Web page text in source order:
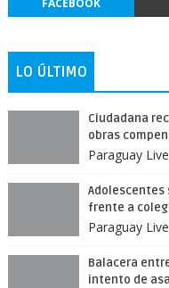
LO ÚLTIMO
Ciudadana
obras
Paraguay Live
Adolescentes
frente a
Paraguay Live
Balacera
intento de